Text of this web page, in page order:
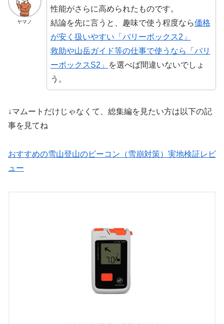
ヤマノ
性能がさらに高められたものです。
結論を先に言うと、趣味で使う程度なら価格
が安く扱いやすい「バリーボックス2」
救助や山岳ガイド等の仕事で使うなら「バリ
ーボックスS2」
を選べば間違いないでしょ
う。
↓マムートだけじゃなくて、総集編を見たい方は以下の記
事を見てね
おすすめの雪山登山のビーコン（雪崩対策）実地検証レビ
ュー